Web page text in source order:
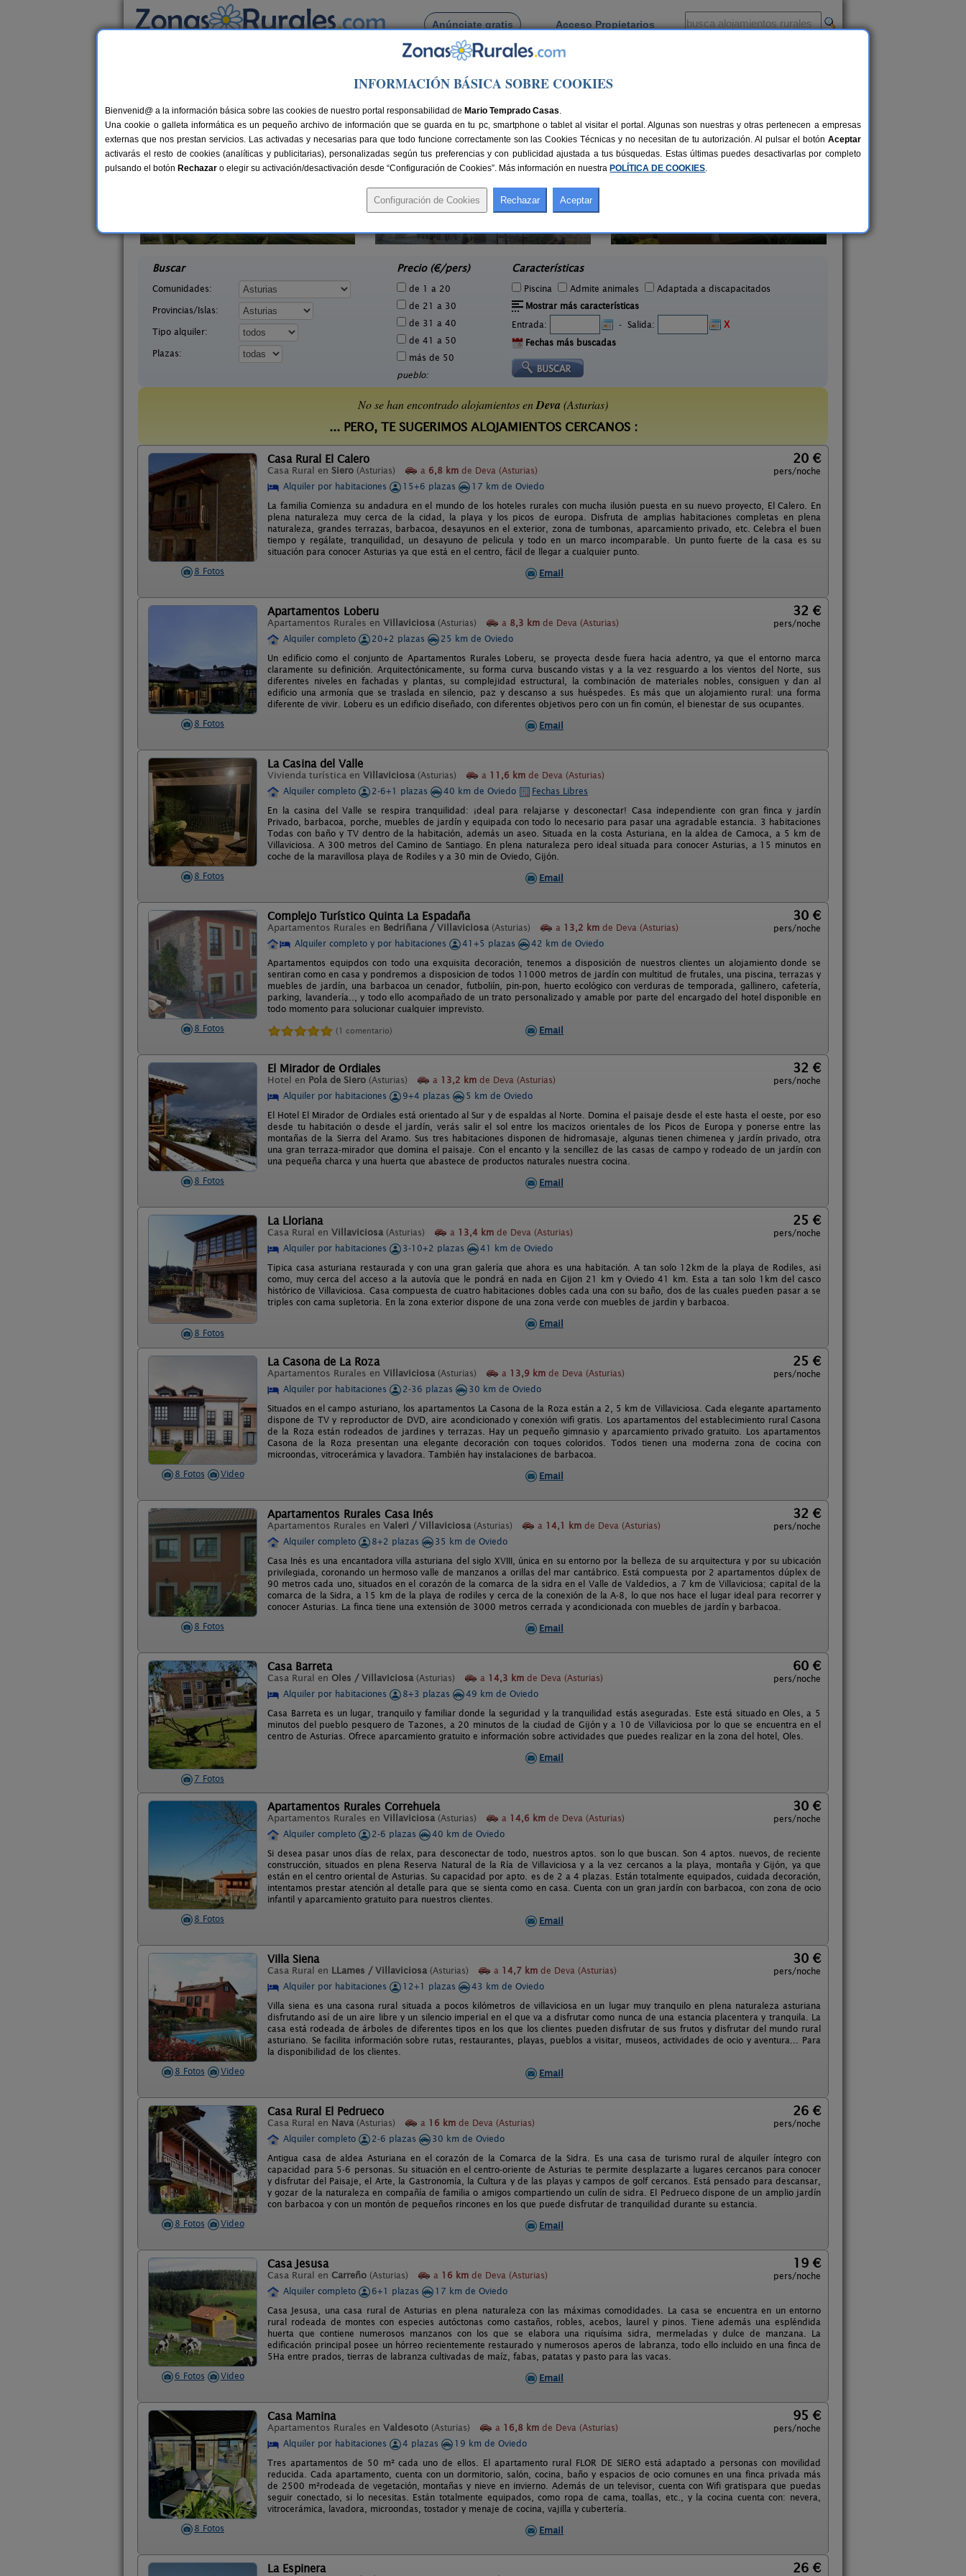
Anúnciate gratis Acceso Propietarios
Busca por pueblo
Casas Rurales cerca de Deva
18 €
El Acebo
Buscar
Comunidades:
Provincias/Islas:
Tipo alquiler:
Plazas:
Precio (€/pers)
de 1 a 20
de 21 a 30
de 31 a 40
de 41 a 50
más de 50
pueblo:
Características
Piscina Admite animales
Adaptada a discapacitados
Mostrar más características
Entrada:
- Salida:
X
Fechas más buscadas
No se han encontrado alojamientos enDeva (Asturias)
... PERO, TE SUGERIMOS ALOJAMIENTOS CERCANOS :
8 Fotos
Casa Rural El Calero
Casa Rural en Siero (Asturias) a 6,8 km de Deva (Asturias)
20 €
pers/noche
Alquiler por habitaciones
15+6 plazas
17 km de Oviedo
La familia Comienza su andadura en el mundo de los hoteles rurales con mucha ilusión puesta en su nuevo proyecto, El Calero. En
plena naturaleza muy cerca de la cidad, la playa y los picos de europa. Disfruta de amplias habitaciones completas en plena
naturaleza, grandes terrazas, barbacoa, desayunos en el exterior, zona de tumbonas, aparcamiento privado, etc. Celebra el buen
tiempo y regálate, tranquilidad, un desayuno de pelicula y todo en un marco incomparable. Un punto fuerte de la casa es su
situación para conocer Asturias ya que está en el centro, fácil de llegar a cualquier punto.
Email
8 Fotos
Apartamentos Loberu
Apartamentos Rurales en Villaviciosa (Asturias) a 8,3 km de Deva (Asturias)
32 €
pers/noche
Alquiler completo
20+2 plazas
25 km de Oviedo
Un edificio como el conjunto de Apartamentos Rurales Loberu, se proyecta desde fuera hacia adentro, ya que el entorno marca
claramente su definición. Arquitectónicamente, su forma curva buscando vistas y a la vez resguardo a los vientos del Norte, sus
diferentes niveles en fachadas y plantas, su complejidad estructural, la combinación de materiales nobles, consiguen y dan al
edificio una armonía que se traslada en silencio, paz y descanso a sus huéspedes. Es más que un alojamiento rural: una forma
diferente de vivir. Loberu es un edificio diseñado, con diferentes objetivos pero con un fin común, el bienestar de sus ocupantes.
Email
8 Fotos
La Casina del Valle
Vivienda turística en Villaviciosa (Asturias) a 11,6 km de Deva (Asturias)
Alquiler completo
2-6+1 plazas 40 km de Oviedo
Fechas Libres
En la casina del Valle se respira tranquilidad: ¡deal para relajarse y desconectar! Casa independiente con gran finca y jardín
Privado, barbacoa, porche, muebles de jardín y equipada con todo lo necesario para pasar una agradable estancia. 3 habitaciones
Todas con baño y TV dentro de la habitación, además un aseo. Situada en la costa Asturiana, en la aldea de Camoca, a 5 km de
Villaviciosa. A 300 metros del Camino de Santiago. En plena naturaleza pero ideal situada para conocer Asturias, a 15 minutos en
coche de la maravillosa playa de Rodiles y a 30 min de Oviedo, Gijón.
Email
8 Fotos
Complejo Turístico Quinta La Espadaña
Apartamentos Rurales en Bedriñana / Villaviciosa (Asturias) a 13,2 km de Deva (Asturias)
30 €
pers/noche
Alquiler completo y por habitaciones
41+5 plazas
42 km de Oviedo
Apartamentos equipdos con todo una exquisita decoración, tenemos a disposición de nuestros clientes un alojamiento donde se
sentiran como en casa y pondremos a disposicion de todos 11000 metros de jardín con multitud de frutales, una piscina, terrazas y
muebles de jardín, una barbacoa un cenador, futboliín, pin-pon, huerto ecológico con verduras de temporada, gallinero, cafetería,
parking, lavandería.., y todo ello acompañado de un trato personalizado y amable por parte del encargado del hotel disponible en
todo momento para solucionar cualquier imprevisto.
(1 comentario) Email
8 Fotos
El Mirador de Ordiales
Hotel en Pola de Siero (Asturias) a 13,2 km de Deva (Asturias)
32 €
pers/noche
Alquiler por habitaciones
9+4 plazas
5 km de Oviedo
El Hotel El Mirador de Ordiales está orientado al Sur y de espaldas al Norte. Domina el paisaje desde el este hasta el oeste, por eso
desde tu habitación o desde el jardín, verás salir el sol entre los macizos orientales de los Picos de Europa y ponerse entre las
montañas de la Sierra del Aramo. Sus tres habitaciones disponen de hidromasaje, algunas tienen chimenea y jardín privado, otra
una gran terraza-mirador que domina el paisaje. Con el encanto y la sencillez de las casas de campo y rodeado de un jardín con
una pequeña charca y una huerta que abastece de productos naturales nuestra cocina.
Email
8 Fotos
La Lloriana
Casa Rural en Villaviciosa (Asturias) a 13,4 km de Deva (Asturias)
25 €
pers/noche
Alquiler por habitaciones
3-10+2 plazas
41 km de Oviedo
Tipica casa asturiana restaurada y con una gran galería que ahora es una habitación. A tan solo 12km de la playa de Rodiles, asi
como, muy cerca del acceso a la autovía que le pondrá en nada en Gijon 21 km y Oviedo 41 km. Esta a tan solo 1km del casco
histórico de Villaviciosa. Casa compuesta de cuatro habitaciones dobles cada una con su baño, dos de las cuales pueden pasar a se
triples con cama supletoria. En la zona exterior dispone de una zona verde con muebles de jardin y barbacoa.
Email
8 Fotos Video
La Casona de La Roza
Apartamentos Rurales en Villaviciosa (Asturias) a 13,9 km de Deva (Asturias)
25 €
pers/noche
Alquiler por habitaciones
2-36 plazas
30 km de Oviedo
Situados en el campo asturiano, los apartamentos La Casona de la Roza están a 2, 5 km de Villaviciosa. Cada elegante apartamento
dispone de TV y reproductor de DVD, aire acondicionado y conexión wifi gratis. Los apartamentos del establecimiento rural Casona
de la Roza están rodeados de jardines y terrazas. Hay un pequeño gimnasio y aparcamiento privado gratuito. Los apartamentos
Casona de la Roza presentan una elegante decoración con toques coloridos. Todos tienen una moderna zona de cocina con
microondas, vitrocerámica y lavadora. También hay instalaciones de barbacoa.
Email
8 Fotos
Apartamentos Rurales Casa Inés
Apartamentos Rurales en Valeri / Villaviciosa (Asturias) a 14,1 km de Deva (Asturias)
32 €
pers/noche
Alquiler completo
8+2 plazas
35 km de Oviedo
Casa Inés es una encantadora villa asturiana del siglo XVIII, única en su entorno por la belleza de su arquitectura y por su ubicación
privilegiada, coronando un hermoso valle de manzanos a orillas del mar cantábrico. Está compuesta por 2 apartamentos dúplex de
90 metros cada uno, situados en el corazón de la comarca de la sidra en el Valle de Valdedios, a 7 km de Villaviciosa; capital de la
comarca de la Sidra, a 15 km de la playa de rodiles y cerca de la conexión de la A-8, lo que nos hace el lugar ideal para recorrer y
conocer Asturias. La finca tiene una extensión de 3000 metros cerrada y acondicionada con muebles de jardín y barbacoa.
Email
7 Fotos
Casa Barreta
Casa Rural en Oles / Villaviciosa (Asturias) a 14,3 km de Deva (Asturias)
60 €
pers/noche
Alquiler por habitaciones
8+3 plazas
49 km de Oviedo
Casa Barreta es un lugar, tranquilo y familiar donde la seguridad y la tranquilidad estás aseguradas. Este está situado en Oles, a 5
minutos del pueblo pesquero de Tazones, a 20 minutos de la ciudad de Gijón y a 10 de Villaviciosa por lo que se encuentra en el
centro de Asturias. Ofrece aparcamiento gratuito e información sobre actividades que puedes realizar en la zona del hotel, Oles.
Email
8 Fotos
Apartamentos Rurales Correhuela
Apartamentos Rurales en Villaviciosa (Asturias) a 14,6 km de Deva (Asturias)
30 €
pers/noche
Alquiler completo
2-6 plazas
40 km de Oviedo
Si desea pasar unos días de relax, para desconectar de todo, nuestros aptos. son lo que buscan. Son 4 aptos. nuevos, de reciente
construcción, situados en plena Reserva Natural de la Ría de Villaviciosa y a la vez cercanos a la playa, montaña y Gijón, ya que
están en el centro oriental de Asturias. Su capacidad por apto. es de 2 a 4 plazas. Están totalmente equipados, cuidada decoración,
intentamos prestar atención al detalle para que se sienta como en casa. Cuenta con un gran jardín con barbacoa, con zona de ocio
infantil y aparcamiento gratuito para nuestros clientes.
Email
8 Fotos Video
Villa Siena
Casa Rural en LLames / Villaviciosa (Asturias) a 14,7 km de Deva (Asturias)
30 €
pers/noche
Alquiler por habitaciones
12+1 plazas
43 km de Oviedo
Villa siena es una casona rural situada a pocos kilómetros de villaviciosa en un lugar muy tranquilo en plena naturaleza asturiana
disfrutando así de un aire libre y un silencio imperial en el que va a disfrutar como nunca de una estancia placentera y tranquila. La
casa está rodeada de árboles de diferentes tipos en los que los clientes pueden disfrutar de sus frutos y disfrutar del mundo rural
asturiano. Se facilita información sobre rutas, restaurantes, playas, pueblos a visitar, museos, actividades de ocio y aventura... Para
la disponibilidad de los clientes.
Email
8 Fotos Video
Casa Rural El Pedrueco
Casa Rural en Nava (Asturias) a 16 km de Deva (Asturias)
26 €
pers/noche
Alquiler completo
2-6 plazas
30 km de Oviedo
Antigua casa de aldea Asturiana en el corazón de la Comarca de la Sidra. Es una casa de turismo rural de alquiler íntegro con
capacidad para 5-6 personas. Su situación en el centro-oriente de Asturias te permite desplazarte a lugares cercanos para conocer
y disfrutar del Paisaje, el Arte, la Gastronomía, la Cultura y de las playas y campos de golf cercanos. Está pensado para descansar,
y gozar de la naturaleza en compañía de familia o amigos compartiendo un culín de sidra. El Pedrueco dispone de un amplio jardín
con barbacoa y con un montón de pequeños rincones en los que puede disfrutar de tranquilidad durante su estancia.
Email
6 Fotos Video
Casa Jesusa
Casa Rural en Carreño (Asturias) a 16 km de Deva (Asturias)
19 €
pers/noche
Alquiler completo
6+1 plazas
17 km de Oviedo
Casa Jesusa, una casa rural de Asturias en plena naturaleza con las máximas comodidades. La casa se encuentra en un entorno
rural rodeada de montes con especies autóctonas como castaños, robles, acebos, laurel y pinos. Tiene además una espléndida
huerta que contiene numerosos manzanos con los que se elabora una riquísima sidra, mermeladas y dulce de manzana. La
edificación principal posee un hórreo recientemente restaurado y numerosos aperos de labranza, todo ello incluido en una finca de
5Ha entre prados, tierras de labranza cultivadas de maíz, fabas, patatas y pasto para las vacas.
Email
8 Fotos
Casa Mamina
Apartamentos Rurales en Valdesoto (Asturias) a 16,8 km de Deva (Asturias)
95 €
pers/noche
Alquiler por habitaciones
4 plazas
19 km de Oviedo
Tres apartamentos de 50 m² cada uno de ellos. El apartamento rural FLOR DE SIERO está adaptado a personas con movilidad
reducida. Cada apartamento, cuenta con un dormitorio, salón, cocina, baño y espacios de ocio comunes en una finca privada más
de 2500 m²rodeada de vegetación, montañas y nieve en invierno. Además de un televisor, cuenta con Wifi gratispara que puedas
seguir conectado, si lo necesitas. Están totalmente equipados, como ropa de cama, toallas, etc., y la cocina cuenta con: nevera,
vitrocerámica, lavadora, microondas, tostador y menaje de cocina, vajilla y cubertería.
Email
La Espinera 26 €
INFORMACIÓN BÁSICA SOBRE COOKIES
Bienvenid@ a la información básica sobre las cookies de nuestro portal responsabilidad de Mario Temprado Casas.
Una cookie o galleta informática es un pequeño archivo de información que se guarda en tu pc, smartphone o tablet al visitar el portal. Algunas son nuestras y otras pertenecen a empresas
externas que nos prestan servicios. Las activadas y necesarias para que todo funcione correctamente son las Cookies Técnicas y no necesitan de tu autorización. Al pulsar el botón Aceptar
activarás el resto de cookies (analíticas y publicitarias), personalizadas según tus preferencias y con publicidad ajustada a tus búsquedas. Estas últimas puedes desactivarlas por completo
pulsando el botón Rechazar o elegir su activación/desactivación desde “Configuración de Cookies”. Más información en nuestra POLÍTICA DE COOKIES.